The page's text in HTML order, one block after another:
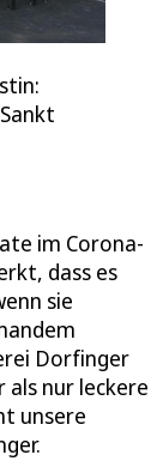
im Corona-
dass es
sie
Dorfinger
als nur leckere
unsere